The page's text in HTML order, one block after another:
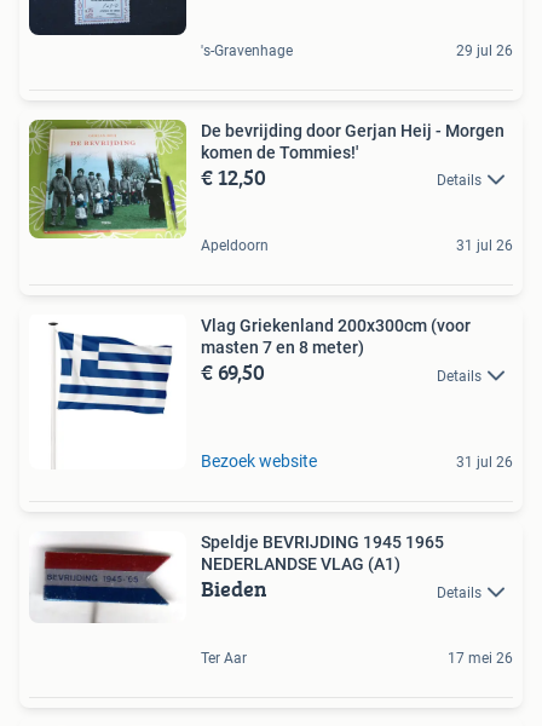
's-Gravenhage 29 jul 26
De bevrijding door Gerjan Heij - Morgen
komen de Tommies!'
€ 12,50 Details
Apeldoorn 31 jul 26
Vlag Griekenland 200x300cm (voor
masten 7 en 8 meter)
€ 69,50 Details
Bezoek website 31 jul 26
Speldje BEVRIJDING 1945 1965
NEDERLANDSE VLAG (A1)
Bieden Details
Ter Aar 17 mei 26